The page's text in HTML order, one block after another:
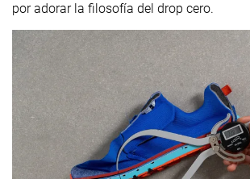
por adorar la filosofía del drop cero.